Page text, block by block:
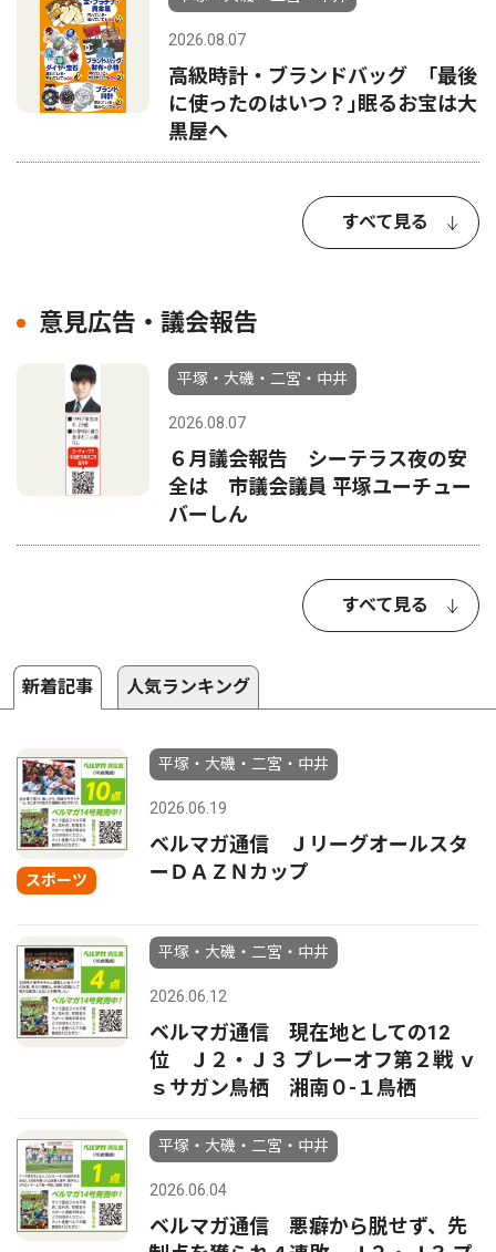
2026.08.07
高級時計・ブランドバッグ ｢最後
に使ったのはいつ？｣眠るお宝は大
黒屋へ
すべて見る
意見広告・議会報告
平塚・大磯・二宮・中井
2026.08.07
６月議会報告 シーテラス夜の安
全は 市議会議員 平塚ユーチュー
バーしん
すべて見る
新着記事 人気ランキング
スポーツ
平塚・大磯・二宮・中井
2026.06.19
ベルマガ通信 Ｊリーグオールスタ
ーＤＡＺＮカップ
平塚・大磯・二宮・中井
2026.06.12
ベルマガ通信 現在地としての12
位 Ｊ２・Ｊ３ プレーオフ第２戦 ｖ
ｓサガン鳥栖 湘南０-１鳥栖
平塚・大磯・二宮・中井
2026.06.04
ベルマガ通信 悪癖から脱せず、先